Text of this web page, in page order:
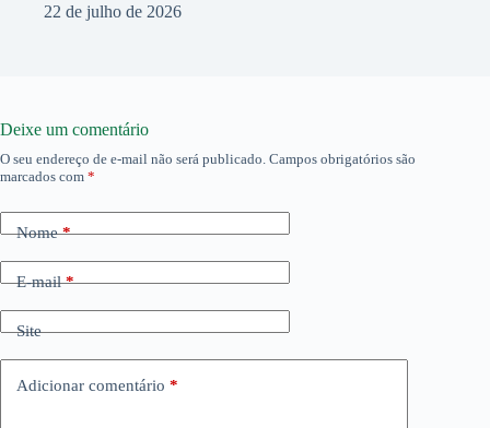
22 de julho de 2026
Deixe um comentário
O seu endereço de e-mail não será publicado. Campos obrigatórios são
marcados com *
Nome*
E-mail*
Site
Adicionar comentário *